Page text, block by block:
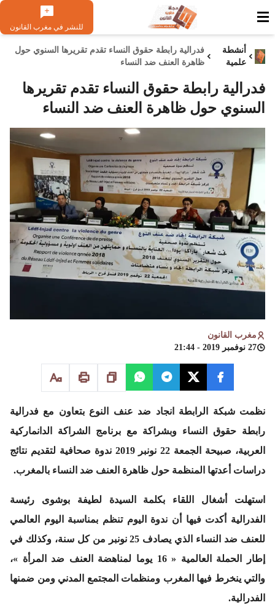
للنشر في مغرب القانون
أنشطة
علمية
فدرالية رابطة حقوق النساء تقدم تقريرها السنوي حول
ظاهرة العنف ضد النساء
فدرالية رابطة حقوق النساء تقدم تقريرها
السنوي حول ظاهرة العنف ضد النساء
مغرب القانون
27 نوفمبر 2019 - 21:44
نظمت شبكة الرابطة انجاد ضد عنف النوع بتعاون مع فدرالية
رابطة حقوق النساء وبشراكة مع برنامج الشراكة الدانماركية
العربية، صبيحة الجمعة 22 نونبر 2019 ندوة صحافية لتقديم نتائج
دراسات أعدتها المنظمة حول ظاهرة العنف ضد النساء بالمغرب.
استهلت أشغال اللقاء بكلمة السيدة لطيفة بوشوى رئيسة
الفدرالية أكدت فيها أن ندوة اليوم تنظم بمناسبة اليوم العالمي
للعنف ضد النساء الذي يصادف 25 نونبر من كل سنة، وكذلك في
إطار الحملة العالمية « 16 يوما لمناهضة العنف ضد المرأة »،
والتي ينخرط فيها المغرب ومنظمات المجتمع المدني ومن ضمنها
الفدرالية.